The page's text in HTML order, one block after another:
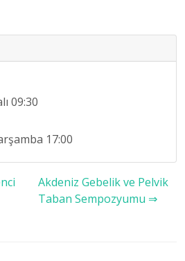
09:30
17:00
Akdeniz Gebelik ve Pelvik
Taban Sempozyumu ⇒